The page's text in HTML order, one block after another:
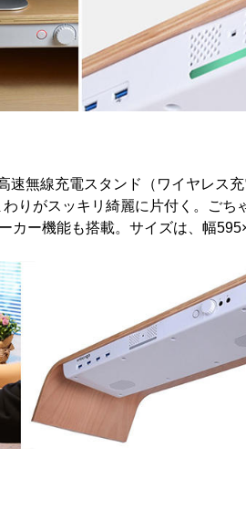
速無線充電スタンド（ワイヤレス
りがスッキリ綺麗に片付く。ごち
カー機能も搭載。サイズは、幅